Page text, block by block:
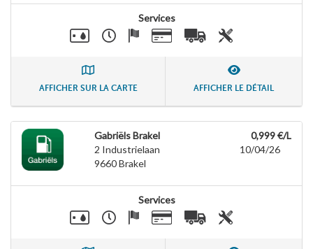
Services
AFFICHER SUR LA CARTE AFFICHER LE DÉTAIL
Gabriëls Brakel
2 Industrielaan
9660Brakel
0,999 €/L
10/04/26
Services